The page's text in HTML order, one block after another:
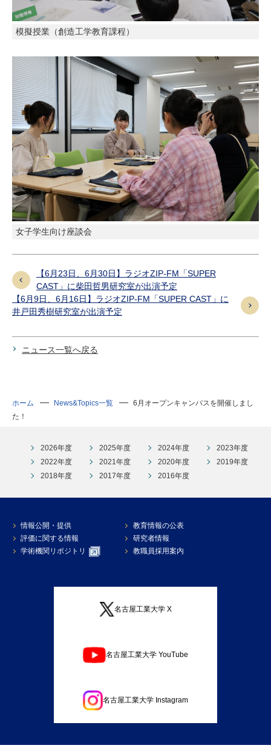
模擬授業（創造工学教育課程）
女子学生向け座談会
【6月23日、6月30日】ラジオZIP-FM「SUPER
CAST」に柴田哲男研究室が出演予定
【6月9日、6月16日】ラジオZIP-FM「SUPER CAST」に
井戸田秀樹研究室が出演予定
ニュース一覧へ戻る
ホーム News&Topics一覧
6月オープンキャンパスを開催しまし
た！
2026年度 2025年度 2024年度
2023年度
2022年度
2021年度 2020年度
2019年度
2018年度
2017年度 2016年度
情報公開・提供
教育情報の公表
評価に関する情報
研究者情報
学術機関リポジトリ
教職員採用案内
名古屋工業大学 X
名古屋工業大学 YouTube
名古屋工業大学 Instagram